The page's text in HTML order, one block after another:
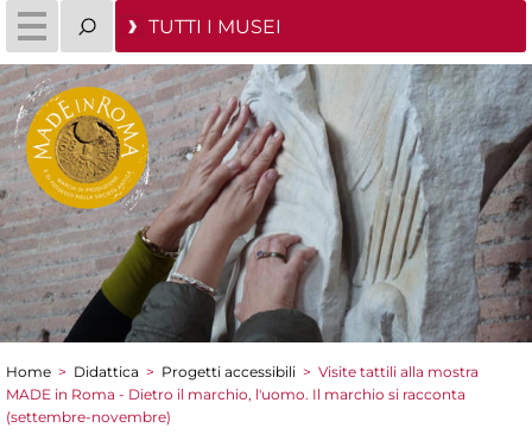
TUTTI I MUSEI
Tu sei qui
Home > Didattica > Progetti accessibili > Visite tattili alla mostra
MADE in Roma - Dietro il marchio, l'uomo. Il marchio si racconta
(settembre-novembre)